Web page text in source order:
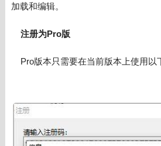
加载和编辑。
注册为Pro版
Pro版本只需要在当前版本上使用以